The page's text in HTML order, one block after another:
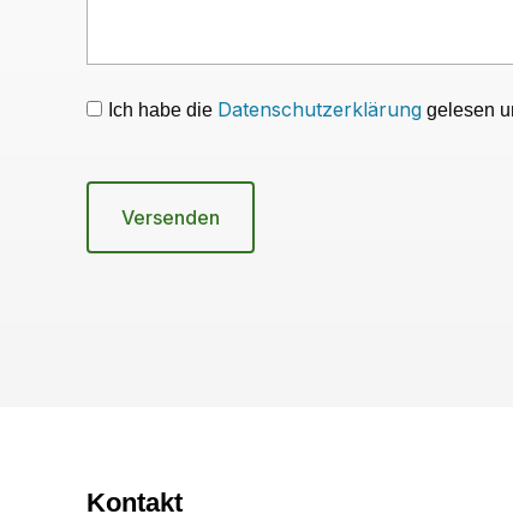
Ich habe die Datenschutzerklärung gelesen
Versenden
Kontakt